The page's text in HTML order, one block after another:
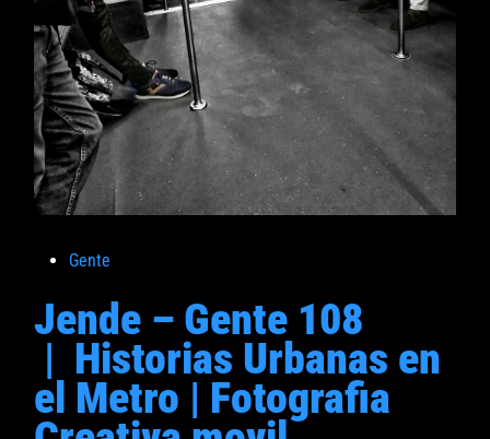
l
c
a
Gente
Jende – Gente 108
| Historias Urbanas en
el Metro | Fotografia